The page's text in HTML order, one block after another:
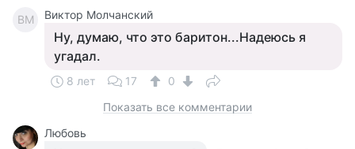
ВМ Виктор Молчанский
Ну, думаю, что это баритон...Надеюсь я
угадал.
8 лет 17
0
Показать все комментарии
Любовь